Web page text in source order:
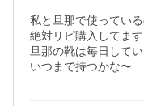
私と旦那で使ってい
絶対リピ購入してます
旦那の靴は毎日して
いつまで持つかな〜